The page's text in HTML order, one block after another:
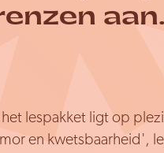
aan.
lespakket ligt op
en kwetsbaarheid',